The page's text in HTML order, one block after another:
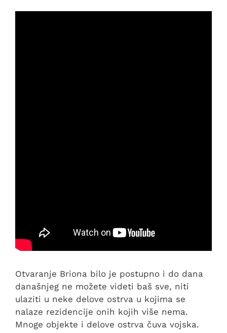
Otvaranje Briona bilo je postupno i do dana
današnjeg ne možete videti baš sve, niti
ulaziti u neke delove ostrva u kojima se
nalaze rezidencije onih kojih više nema.
Mnoge objekte i delove ostrva čuva vojska.